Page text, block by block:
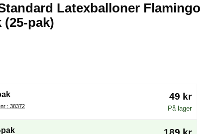
som favorit
Latexballoner Flamingo
(25-pak)
af en ny radioknap vil genindlæse siden)
Varenr : 38372
49 kr
På lager
pak